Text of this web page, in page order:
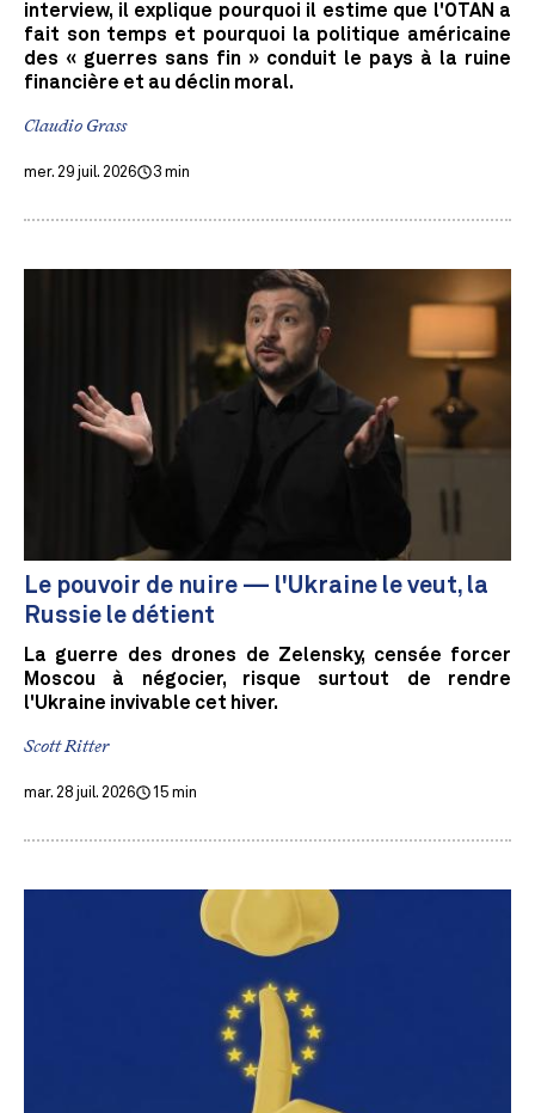
interview, il explique pourquoi il estime que l'OTAN a
fait son temps et pourquoi la politique américaine
des « guerres sans fin » conduit le pays à la ruine
financière et au déclin moral.
Claudio Grass
mer. 29 juil. 2026 3 min
Le pouvoir de nuire — l'Ukraine le veut, la
Russie le détient
La guerre des drones de Zelensky, censée forcer
Moscou à négocier, risque surtout de rendre
l'Ukraine invivable cet hiver.
Scott Ritter
mar. 28 juil. 2026 15 min